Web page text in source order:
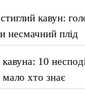
кавун:
несмачний плід
10
мало хто знає